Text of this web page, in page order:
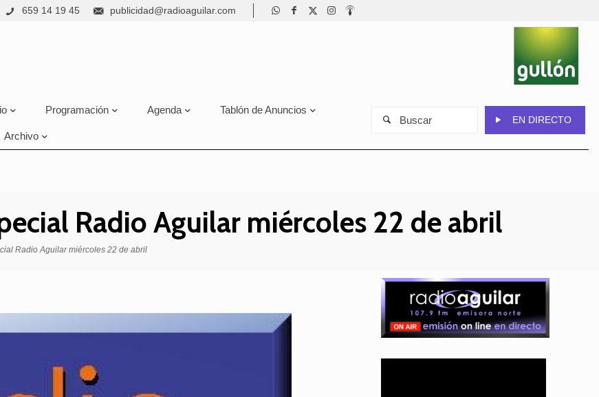
659 14 19 45 publicidad@radioaguilar.com
Programación Agenda Tablón de Anuncios
Archivo
EN DIRECTO
Radio Aguilar miércoles 22 de abril
Radio Aguilar miércoles 22 de abril